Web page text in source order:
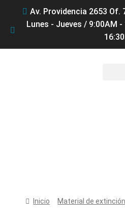
Av. Providencia 2653 Of.
Lunes - Jueves / 9:00AM
Inicio Material de extinción